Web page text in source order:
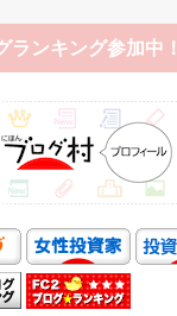
ランキング参加中！